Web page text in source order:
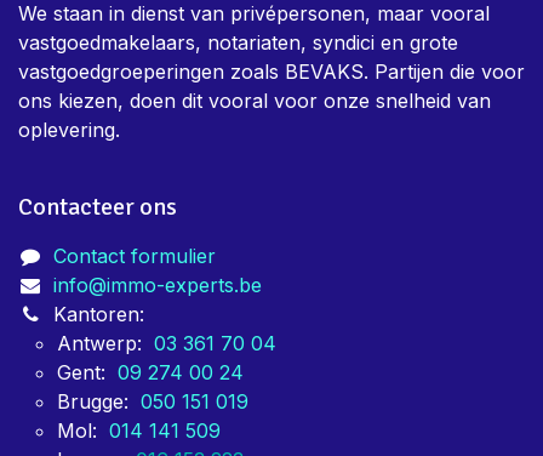
We staan in dienst van privépersonen, maar vooral
vastgoedmakelaars, notariaten, syndici en grote
vastgoedgroeperingen zoals BEVAKS. Partijen die voor
ons kiezen, doen dit vooral voor onze snelheid van
oplevering.
Contacteer ons
Contact formulier
info@immo-experts.be
Kantoren:
Antwerp: 03 361 70 04
Gent: 09 274 00 24
Brugge: 050 151 019
Mol: 014 141 509